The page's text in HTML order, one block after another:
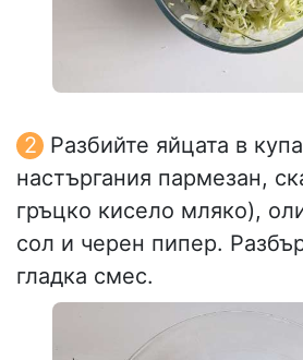
Разбийте яйцата в
настъргания пармезан,
гръцко кисело мляко),
сол и черен пипер.
гладка смес.